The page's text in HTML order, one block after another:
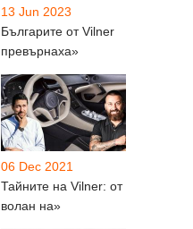
13 Jun 2023
Българите от Vilner
превърнаха»
06 Dec 2021
Тайните на Vilner: от
волан на»